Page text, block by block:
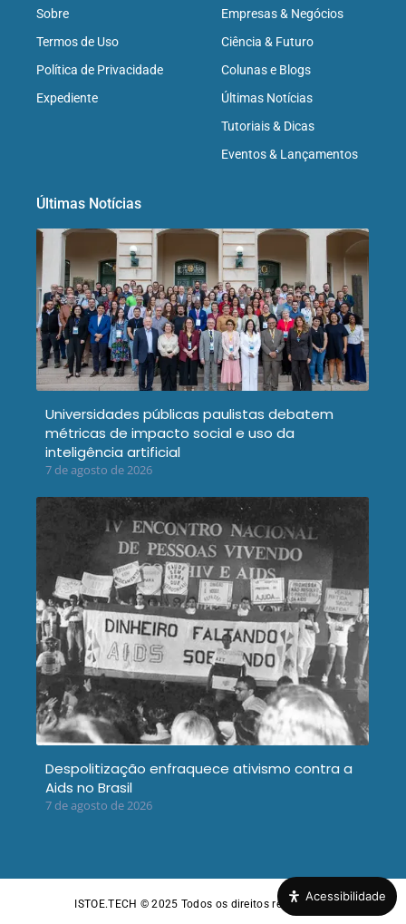
Sobre
Termos de Uso
Política de Privacidade
Expediente
Empresas & Negócios
Ciência & Futuro
Colunas e Blogs
Últimas Notícias
Tutoriais & Dicas
Eventos & Lançamentos
Últimas Notícias
Universidades públicas paulistas debatem
métricas de impacto social e uso da
inteligência artificial
7 de agosto de 2026
Despolitização enfraquece ativismo contra a
Aids no Brasil
7 de agosto de 2026
ISTOE.TECH © 2025 Todos os direitos reservados
Acessibilidade